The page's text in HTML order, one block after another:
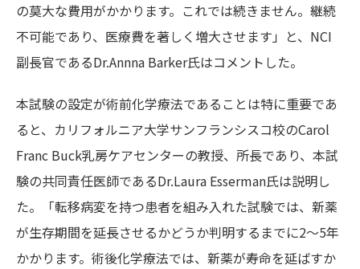
の莫大な費用がかかります。これでは続きません。継続
不可能であり、医療費を著しく増大させます」と、NCI
副長官であるDr.Annna Barker氏はコメントした。
本試験の設定が術前化学療法であることは特に重要であ
ると、カリフォルニア大学サンフランシスコ校のCarol
Franc Buck乳房ケアセンターの教授、所長であり、本試
験の共同責任医師であるDr.Laura Esserman氏は説明し
た。「転移病変を持つ患者を組み入れた試験では、新薬
が生存期間を延長させるかどうか判明するまでに2〜5年
かかります。術後化学療法では、新薬が寿命を延ばすか